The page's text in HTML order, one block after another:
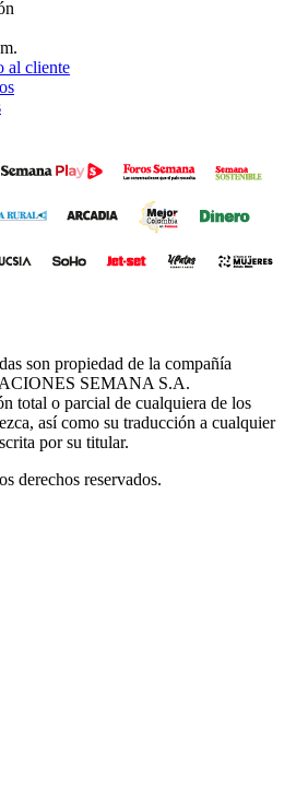
al cliente
son propiedad de la compañía
SEMANA S.A.
total o parcial de cualquiera de los
así como su traducción a cualquier
por su titular.
derechos reservados.